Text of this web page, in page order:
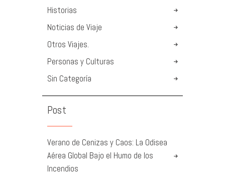
Historias
Noticias de Viaje
Otros Viajes.
Personas y Culturas
Sin Categoría
Post
Verano de Cenizas y Caos: La Odisea
Aérea Global Bajo el Humo de los
Incendios